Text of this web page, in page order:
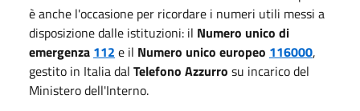
è anche l'occasione per ricordare i numeri utili messi a
disposizione dalle istituzioni: il Numero unico di
emergenza 112 e il Numero unico europeo 116000,
gestito in Italia dal Telefono Azzurro su incarico del
Ministero dell'Interno.